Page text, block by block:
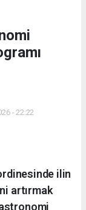
- 22:22
ilin
artırmak